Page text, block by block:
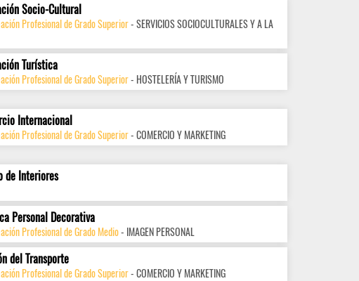
Socio-Cultural
Profesional de Grado Superior- SERVICIOS SOCIOCULTURALES Y A LA
Turística
Profesional de Grado Superior- HOSTELERÍA Y TURISMO
Internacional
Profesional de Grado Superior- COMERCIO Y MARKETING
de Interiores
Personal Decorativa
Profesional de Grado Medio- IMAGEN PERSONAL
del Transporte
Profesional de Grado Superior- COMERCIO Y MARKETING